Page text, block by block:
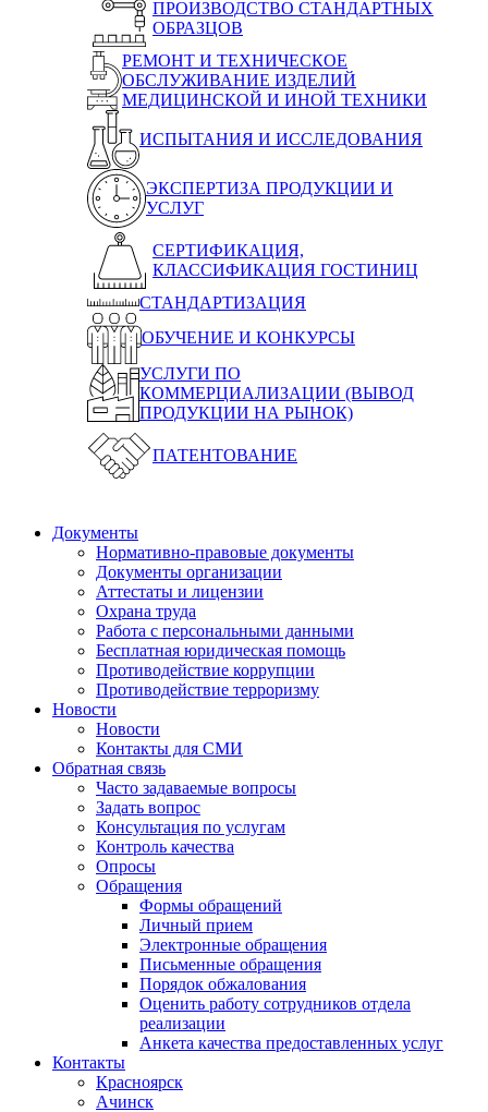
ПРОИЗВОДСТВО СТАНДАРТНЫХ
ОБРАЗЦОВ
РЕМОНТ И ТЕХНИЧЕСКОЕ
ОБСЛУЖИВАНИЕ ИЗДЕЛИЙ
МЕДИЦИНСКОЙ И ИНОЙ ТЕХНИКИ
ИСПЫТАНИЯ И ИССЛЕДОВАНИЯ
ЭКСПЕРТИЗА ПРОДУКЦИИ И
УСЛУГ
СЕРТИФИКАЦИЯ,
КЛАССИФИКАЦИЯ ГОСТИНИЦ
СТАНДАРТИЗАЦИЯ
ОБУЧЕНИЕ И КОНКУРСЫ
УСЛУГИ ПО
КОММЕРЦИАЛИЗАЦИИ (ВЫВОД
ПРОДУКЦИИ НА РЫНОК)
ПАТЕНТОВАНИЕ
Документы
Нормативно-правовые документы
Документы организации
Аттестаты и лицензии
Охрана труда
Работа с персональными данными
Бесплатная юридическая помощь
Противодействие коррупции
Противодействие терроризму
Новости
Новости
Контакты для СМИ
Обратная связь
Часто задаваемые вопросы
Задать вопрос
Консультация по услугам
Контроль качества
Опросы
Обращения
Формы обращений
Личный прием
Электронные обращения
Письменные обращения
Порядок обжалования
Оценить работу сотрудников отдела
реализации
Анкета качества предоставленных услуг
Контакты
Красноярск
Ачинск